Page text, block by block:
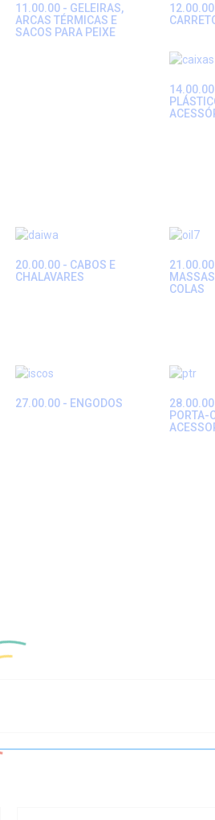
11.00.00 - GELEIRAS,
ARCAS TÉRMICAS E
SACOS PARA PEIXE
12.00.00
14.00.00
20.00.00 - CABOS E
CHALAVARES
21.00.00
COLAS
27.00.00 - ENGODOS
28.00.00
PORTA-